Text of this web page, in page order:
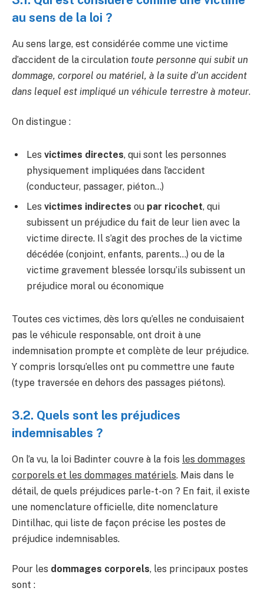
au sens de la loi ?
Au sens large, est considérée comme une victime
d’accident de la circulation toute personne qui subit un
dommage, corporel ou matériel, à la suite d’un accident
dans lequel est impliqué un véhicule terrestre à moteur.
On distingue :
Les victimes directes, qui sont les personnes
physiquement impliquées dans l’accident
(conducteur, passager, piéton…)
Les victimes indirectes ou par ricochet, qui
subissent un préjudice du fait de leur lien avec la
victime directe. Il s’agit des proches de la victime
décédée (conjoint, enfants, parents…) ou de la
victime gravement blessée lorsqu’ils subissent un
préjudice moral ou économique
Toutes ces victimes, dès lors qu’elles ne conduisaient
pas le véhicule responsable, ont droit à une
indemnisation prompte et complète de leur préjudice.
Y compris lorsqu’elles ont pu commettre une faute
(type traversée en dehors des passages piétons).
3.2. Quels sont les préjudices
indemnisables ?
On l’a vu, la loi Badinter couvre à la fois les dommages
corporels et les dommages matériels. Mais dans le
détail, de quels préjudices parle-t-on ? En fait, il existe
une nomenclature officielle, dite nomenclature
Dintilhac, qui liste de façon précise les postes de
préjudice indemnisables.
Pour les dommages corporels, les principaux postes
sont :